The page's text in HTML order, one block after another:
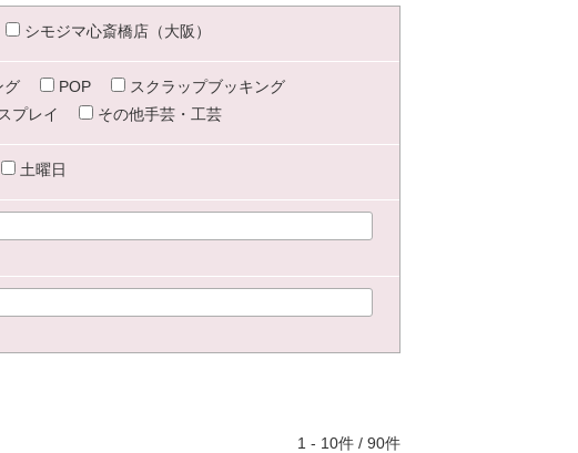
シモジマ心斎橋店（大阪）
グ POP
スクラップブッキング
プレイ その他手芸・工芸
土曜日
1 - 10件 / 90件